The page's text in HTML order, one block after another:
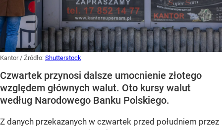
Kantor/ Źródło: Shutterstock
Czwartek przynosi dalsze umocnienie złotego
względem głównych walut. Oto kursy walut
według Narodowego Banku Polskiego.
Z danych przekazanych w czwartek przed południem przez